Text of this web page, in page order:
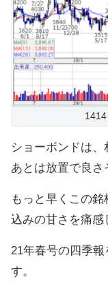
ショーボンドは、
あとは放置で良さ
もっと早くこの
込みの甘さを痛感
21年春号の四季
す。